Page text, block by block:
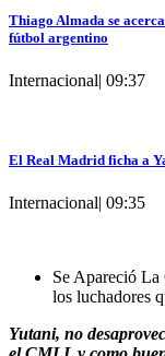
Thiago Almada se
fútbol argentino
Internacional| 09:37
El Real Madrid ficha a
Internacional| 09:35
Se Apareció La
los luchadores
Yutani, no